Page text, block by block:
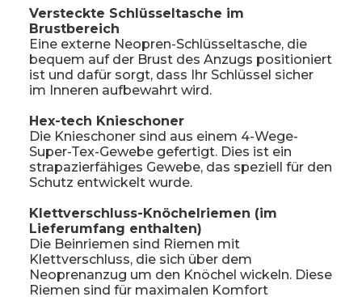
Versteckte Schlüsseltasche im
Brustbereich
Eine externe Neopren-Schlüsseltasche, die
bequem auf der Brust des Anzugs positioniert
ist und dafür sorgt, dass Ihr Schlüssel sicher
im Inneren aufbewahrt wird.
Hex-tech Knieschoner
Die Knieschoner sind aus einem 4-Wege-
Super-Tex-Gewebe gefertigt. Dies ist ein
strapazierfähiges Gewebe, das speziell für den
Schutz entwickelt wurde.
Klettverschluss-Knöchelriemen (im
Lieferumfang enthalten)
Die Beinriemen sind Riemen mit
Klettverschluss, die sich über dem
Neoprenanzug um den Knöchel wickeln. Diese
Riemen sind für maximalen Komfort